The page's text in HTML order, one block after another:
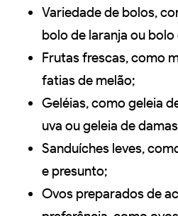
Variedade de bolos,
bolo de laranja ou
Frutas frescas, como
fatias de melão;
Geléias, como geleia
uva ou geleia de
Sanduíches leves,
e presunto;
Ovos preparados de